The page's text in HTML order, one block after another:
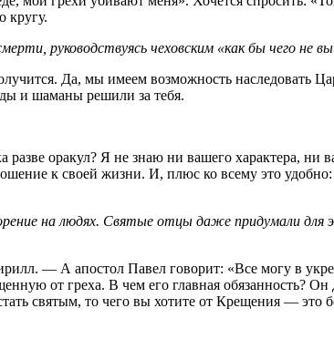
кругу.
руководствуясь чеховским «как бы чего не
Да, мы имеем возможность наследовать
и шаманы решили за тебя.
оракул? Я не знаю ни вашего характера, ни
к своей жизни. И, плюс ко всему это
на людях. Святые отцы даже придумали
— А апостол Павел говорит: «Все могу в
от греха. В чем его главная обязанность?
святым, то чего вы хотите от Крещения —